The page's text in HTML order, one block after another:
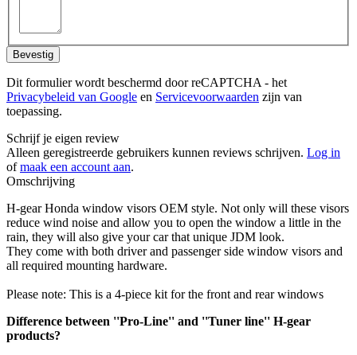
Bevestig
Dit formulier wordt beschermd door reCAPTCHA - het
Privacybeleid van Google en Servicevoorwaarden zijn van
toepassing.
Schrijf je eigen review
Alleen geregistreerde gebruikers kunnen reviews schrijven. Log in
ofmaak een account aan.
Omschrijving
H-gear Honda window visors OEM style. Not only will these visors
reduce wind noise and allow you to open the window a little in the
rain, they will also give your car that unique JDM look.
They come with both driver and passenger side window visors and
all required mounting hardware.
Please note: This is a 4-piece kit for the front and rear windows
Difference between ''Pro-Line'' and ''Tuner line'' H-gear
products?